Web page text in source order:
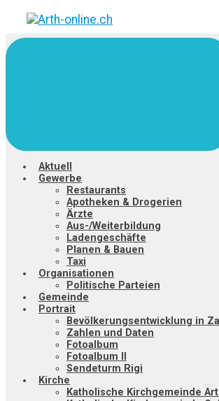
Zum
Hauptinhalt
springen
Aktuell
Gewerbe
Restaurants
Apotheken & Drogerien
Ärzte
Aus-/Weiterbildung
Ladengeschäfte
Planen & Bauen
Taxi
Organisationen
Politische Parteien
Gemeinde
Portrait
Bevölkerungsentwicklung in
Zahlen und Daten
Fotoalbum
Fotoalbum II
Sendeturm Rigi
Kirche
Katholische Kirchgemeinde